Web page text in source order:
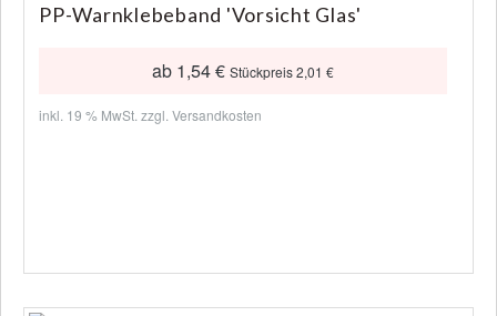
PP-Warnklebeband 'Vorsicht Glas'
ab 1,54 € Stückpreis 2,01 €
inkl. 19 % MwSt. zzgl. Versandkosten